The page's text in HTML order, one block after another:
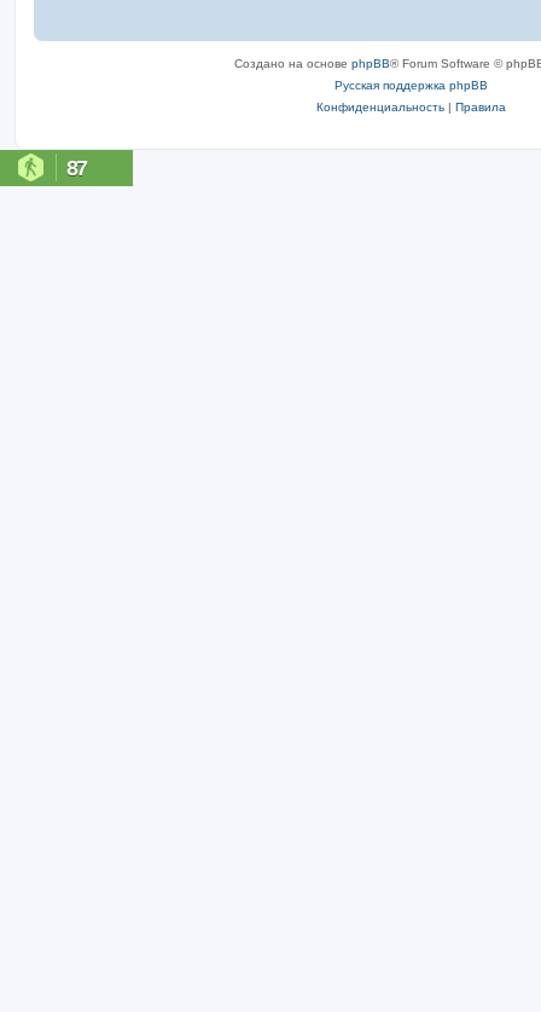
Создано на основе phpBB® Forum Software ©
Русская поддержка phpBB
Конфиденциальность | Правила
87